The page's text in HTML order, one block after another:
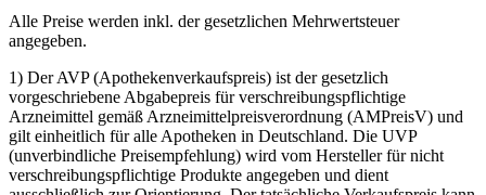
Alle Preise werden inkl. der gesetzlichen Mehrwertsteuer
angegeben.
1) Der AVP (Apothekenverkaufspreis) ist der gesetzlich
vorgeschriebene Abgabepreis für verschreibungspflichtige
Arzneimittel gemäß Arzneimittelpreisverordnung (AMPreisV) und
gilt einheitlich für alle Apotheken in Deutschland. Die UVP
(unverbindliche Preisempfehlung) wird vom Hersteller für nicht
verschreibungspflichtige Produkte angegeben und dient